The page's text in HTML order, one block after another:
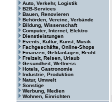
Auto, Verkehr, Logistik
B2B-Services
Bauen, Renovieren
Behörden, Vereine, Verbände
Bildung, Wissenschaft
Computer, Internet, Elektro
Dienstleistungen
Events, Kultur, Kunst, Musik
Fachgeschäfte, Online-Shops
Finanzen, Geldanlagen, Recht
Freizeit, Reisen, Urlaub
Gesundheit, Wellness
Hotels, Gastronomie
Industrie, Produktion
Natur, Umwelt
Sonstige
Werbung, Medien
Wohnen, Einrichten